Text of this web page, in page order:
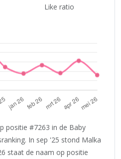
Like ratio
positie #7263 in de Baby
In sep '25 stond Malka
staat de naam op positie